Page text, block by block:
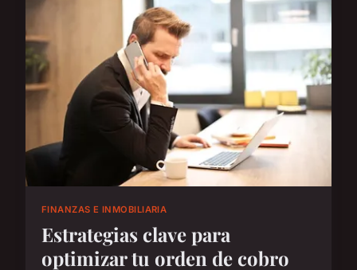
FINANZAS E INMOBILIARIA
Estrategias clave para
optimizar tu orden de cobro